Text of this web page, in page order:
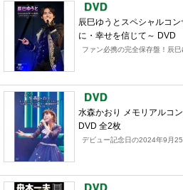
辰巳ゆうとスペシャルコ
に・幸せを信じて～ DVD
ファン必携の完全保存盤！辰巳
水森かおり メモリアルコ
DVD 全2枚
デビュー記念日の2024年9月